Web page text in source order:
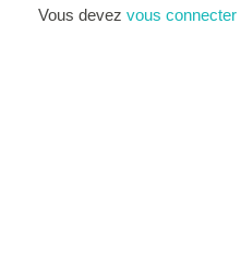
Vous devez vous connecter